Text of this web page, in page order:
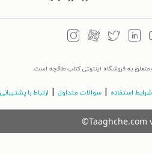
به فروشگاه اینترنتی کتاب طاقچه است.
شرایط استفاده سوالات متداول ارتباط با پشتیبانی
©Taaghche.com